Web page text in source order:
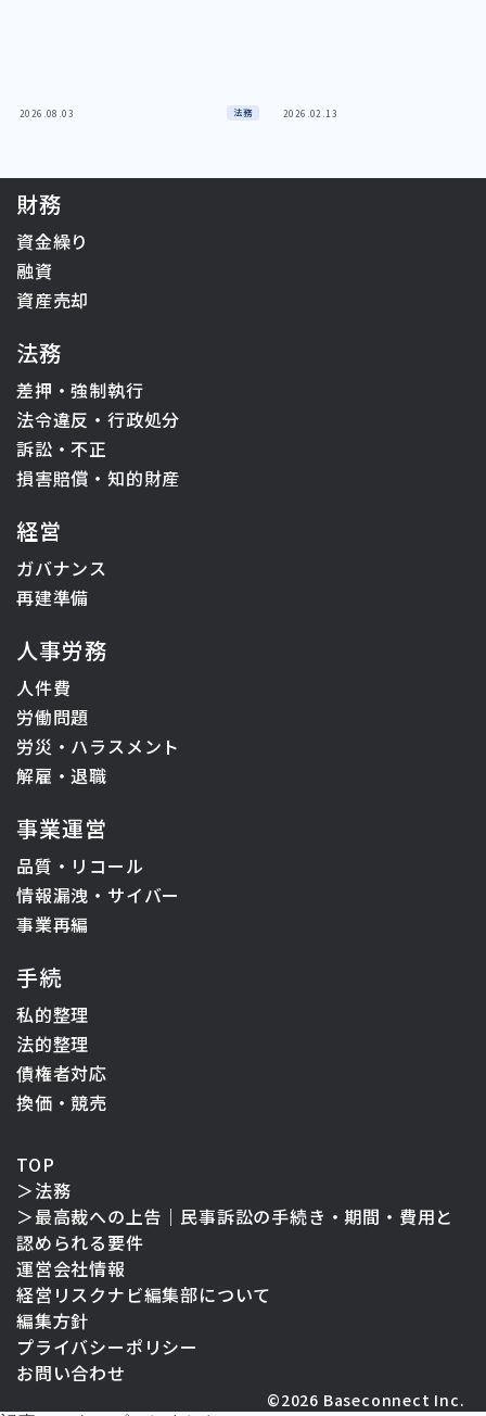
2026.08.03 法務 2026.02.13
財務
資金繰り
融資
資産売却
法務
差押・強制執行
法令違反・行政処分
訴訟・不正
損害賠償・知的財産
経営
ガバナンス
再建準備
人事労務
人件費
労働問題
労災・ハラスメント
解雇・退職
事業運営
品質・リコール
情報漏洩・サイバー
事業再編
手続
私的整理
法的整理
債権者対応
換価・競売
TOP
＞法務
＞最高裁への上告｜民事訴訟の手続き・期間・費用と
認められる要件
運営会社情報
経営リスクナビ編集部について
編集方針
プライバシーポリシー
お問い合わせ